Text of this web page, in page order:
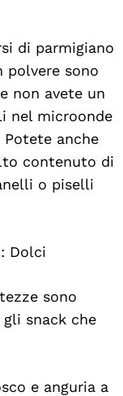
di parmigiano
polvere sono
non avete un
nel microonde
anche
contenuto di
o piselli
Dolci
sono
snack che
e anguria a